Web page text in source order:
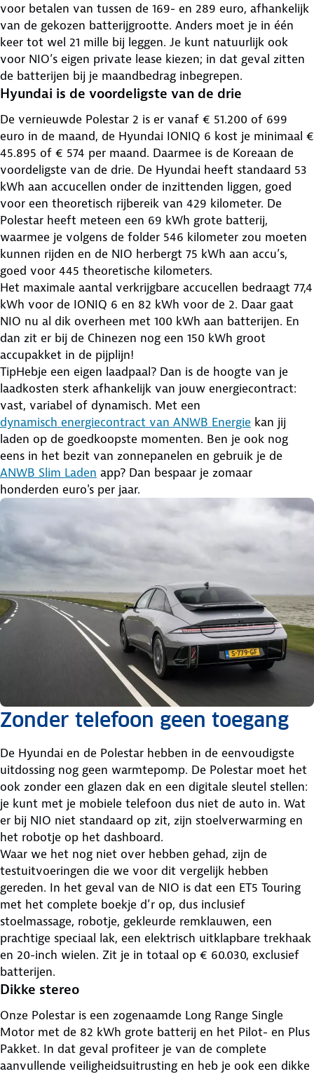
voor betalen van tussen de 169- en 289 euro, afhankelijk
van de gekozen batterijgrootte. Anders moet je in één
keer tot wel 21 mille bij leggen. Je kunt natuurlijk ook
voor NIO’s eigen private lease kiezen; in dat geval zitten
de batterijen bij je maandbedrag inbegrepen.
Hyundai is de voordeligste van de drie
De vernieuwde Polestar 2 is er vanaf € 51.200 of 699
euro in de maand, de Hyundai IONIQ 6 kost je minimaal €
45.895 of € 574 per maand. Daarmee is de Koreaan de
voordeligste van de drie. De Hyundai heeft standaard 53
kWh aan accucellen onder de inzittenden liggen, goed
voor een theoretisch rijbereik van 429 kilometer. De
Polestar heeft meteen een 69 kWh grote batterij,
waarmee je volgens de folder 546 kilometer zou moeten
kunnen rijden en de NIO herbergt 75 kWh aan accu’s,
goed voor 445 theoretische kilometers.
Het maximale aantal verkrijgbare accucellen bedraagt 77,4
kWh voor de IONIQ 6 en 82 kWh voor de 2. Daar gaat
NIO nu al dik overheen met 100 kWh aan batterijen. En
dan zit er bij de Chinezen nog een 150 kWh groot
accupakket in de pijplijn!
TipHebje een eigen laadpaal? Dan is de hoogte van je
laadkosten sterk afhankelijk van jouw energiecontract:
vast, variabel of dynamisch. Met een
dynamisch energiecontract van ANWB Energie kan jij
laden op de goedkoopste momenten. Ben je ook nog
eens in het bezit van zonnepanelen en gebruik je de
ANWB Slim Laden app? Dan bespaar je zomaar
honderden euro's per jaar.
Zonder telefoon geen toegang
De Hyundai en de Polestar hebben in de eenvoudigste
uitdossing nog geen warmtepomp. De Polestar moet het
ook zonder een glazen dak en een digitale sleutel stellen:
je kunt met je mobiele telefoon dus niet de auto in. Wat
er bij NIO niet standaard op zit, zijn stoelverwarming en
het robotje op het dashboard.
Waar we het nog niet over hebben gehad, zijn de
testuitvoeringen die we voor dit vergelijk hebben
gereden. In het geval van de NIO is dat een ET5 Touring
met het complete boekje d’r op, dus inclusief
stoelmassage, robotje, gekleurde remklauwen, een
prachtige speciaal lak, een elektrisch uitklapbare trekhaak
en 20-inch wielen. Zit je in totaal op € 60.030, exclusief
batterijen.
Dikke stereo
Onze Polestar is een zogenaamde Long Range Single
Motor met de 82 kWh grote batterij en het Pilot- en Plus
Pakket. In dat geval profiteer je van de complete
aanvullende veiligheidsuitrusting en heb je ook een dikke